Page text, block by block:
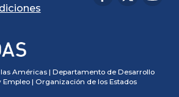
Américas | Departamento de Desarrollo
| Organización de los Estados